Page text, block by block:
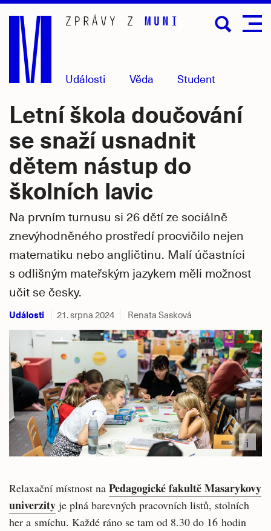
Přejít
hlavní
obsah
Události Věda Student
Letní škola doučování
se snaží usnadnit
dětem nástup do
školních lavic
Na prvním turnusu si 26 dětí ze sociálně
znevýhodněného prostředí procvičilo nejen
matematiku nebo angličtinu. Malí účastníci
s odlišným mateřským jazykem měli možnost
učit se česky.
Události 21. srpna 2024 Renata Sasková
i
Relaxační místnost na Pedagogické fakultě Masarykovy
univerzity je plná barevných pracovních listů, stolních
her a smíchu. Každé ráno se tam od 8.30 do 16 hodin